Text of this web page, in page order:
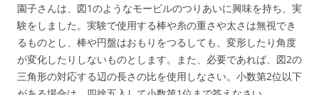
園子さんは、図1のようなモービルのつりあいに興味を持ち、実
験をしました。実験で使用する棒や糸の重さや太さは無視でき
るものとし、棒や円盤はおもりをつるしても、変形したり角度
が変化したりしないものとします。また、必要であれば、図2の
三角形の対応する辺の長さの比を使用しなさい。小数第2位以下